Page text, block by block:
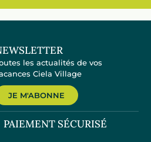
les actualités de vos
Ciela Village
JE M'ABONNE
PAIEMENT SÉCURISÉ